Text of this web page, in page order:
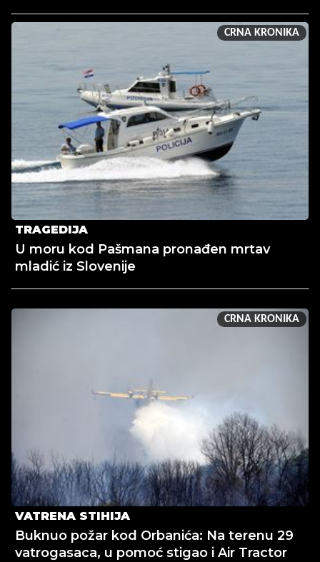
CRNA KRONIKA
TRAGEDIJA
U moru kod Pašmana pronađen mrtav
mladić iz Slovenije
CRNA KRONIKA
VATRENA STIHIJA
Buknuo požar kod Orbanića: Na terenu 29
vatrogasaca, u pomoć stigao i Air Tractor